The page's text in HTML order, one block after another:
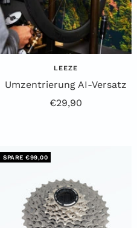
LEEZE
Umzentrierung AI-Versatz
Angebotspreis
€29,90
SPARE €99,00